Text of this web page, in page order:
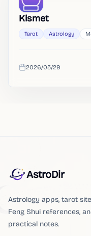
Kismet
Tarot Astrology
Added
2026/05/29
AstroDir
Astrology apps, tarot
Feng Shui references,
practical notes.